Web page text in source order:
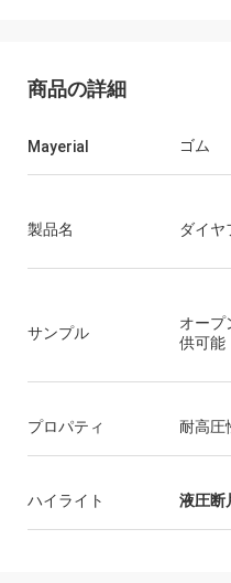
Mutakilwaウイルソン ア
古い顧客、事は、代理店プロダ
いつも通りまだあります。 速
び非常によいservic私は値しま
商品の詳細
Mayerial ゴム
製品名 ダイヤ
サンプル
オープ
供可能
プロパティ 耐高圧
ハイライト 液圧断